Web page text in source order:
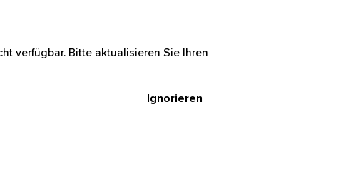
verfügbar. Bitte aktualisieren Sie Ihren
Ignorieren